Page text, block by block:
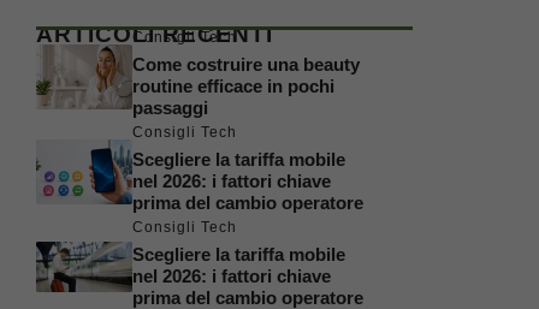
ARTICOLI RECENTI
Consigli Tech
Come costruire una beauty
routine efficace in pochi
passaggi
Consigli Tech
Scegliere la tariffa mobile
nel 2026: i fattori chiave
prima del cambio operatore
Consigli Tech
Scegliere la tariffa mobile
nel 2026: i fattori chiave
prima del cambio operatore